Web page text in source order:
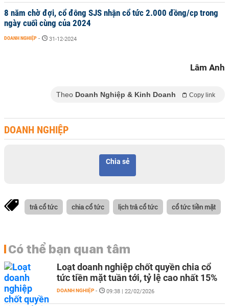
8 năm chờ đợi, cổ đông SJS nhận cổ tức 2.000 đồng/cp trong
ngày cuối cùng của 2024
DOANH NGHIỆP - 31-12-2024
Lâm Anh
Theo Doanh Nghiệp & Kinh Doanh Copy link
DOANH NGHIỆP
Chia sẻ
trả cổ tức chia cổ tức lịch trả cổ tức cổ tức tiền mặt
Có thể bạn quan tâm
Loạt doanh nghiệp chốt quyền chia cổ
tức tiền mặt tuần tới, tỷ lệ cao nhất 15%
DOANH NGHIỆP - 09:38 | 22/02/2026